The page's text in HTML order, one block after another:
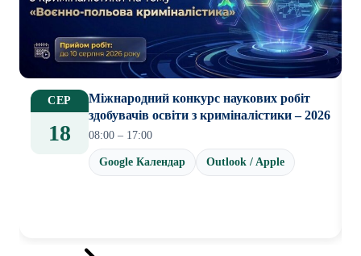
СЕР
18
Міжнародний конкурс наукових робіт
здобувачів освіти з криміналістики – 2026
08:00 – 17:00
Google Календар Outlook / Apple